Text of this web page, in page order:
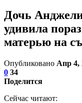
Дочь
удивила
матерью на
Опубликовано Апр 4,
0 34
Поделится
Сейчас читают: